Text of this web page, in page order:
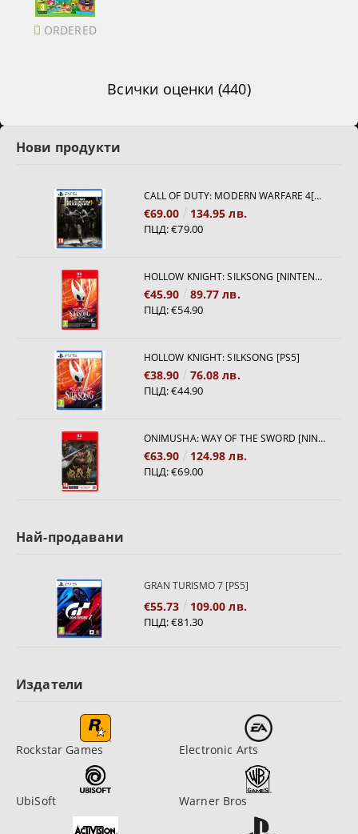
ORDERED
Всички оценки (440)
Нови продукти
CALL OF DUTY: MODERN WARFARE 4[PS5]
€69.00 134.95 лв.
ПЦД:€79.00
HOLLOW KNIGHT: SILKSONG [NINTENDO SWITCH 2]
€45.90 89.77 лв.
ПЦД:€54.90
HOLLOW KNIGHT: SILKSONG [PS5]
€38.90 76.08 лв.
ПЦД:€44.90
ONIMUSHA: WAY OF THE SWORD [NINTENDO SWITCH 2]
€63.90 124.98 лв.
ПЦД:€69.00
Най-продавани
GRAN TURISMO 7 [PS5]
€55.73 109.00 лв.
ПЦД:€81.30
Издатели
Rockstar Games Electronic Arts
UbiSoft Warner Bros